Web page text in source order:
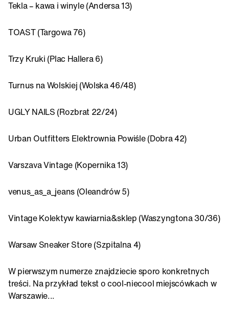
Tekla – kawa i winyle (Andersa 13)
TOAST (Targowa 76)
Trzy Kruki (Plac Hallera 6)
Turnus na Wolskiej (Wolska 46/48)
UGLY NAILS (Rozbrat 22/24)
Urban Outfitters Elektrownia Powiśle (Dobra 42)
Varszava Vintage (Kopernika 13)
venus_as_a_jeans (Oleandrów 5)
Vintage Kolektyw kawiarnia&sklep (Waszyngtona 30/36)
Warsaw Sneaker Store (Szpitalna 4)
W pierwszym numerze znajdziecie sporo konkretnych
treści. Na przykład tekst o cool-niecool miejscówkach w
Warszawie...